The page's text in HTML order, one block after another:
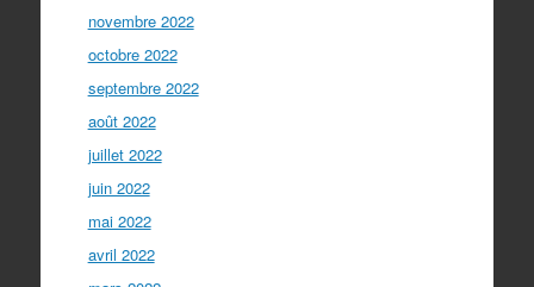
novembre 2022
octobre 2022
septembre 2022
août 2022
juillet 2022
juin 2022
mai 2022
avril 2022